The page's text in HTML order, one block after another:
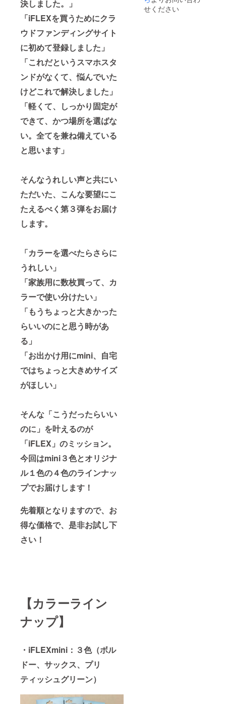
決しました。」
「iFLEXを買うためにクラ
ウドファンディングサイト
に初めて登録しました」
「これだというスマホスタ
ンドがなくて、悩んでいた
けどこれで解決しました」
「軽くて、しっかり固定が
できて、かつ場所を選ばな
い。全てを兼ね備えている
と思います」
そんなうれしい声と共にい
ただいた、こんな要望にこ
たえるべく第３弾をお届け
します。
「カラーを選べたらさらに
うれしい」
「家族用に数枚買って、カ
ラーで使い分けたい」
「もうちょっと大きかった
らいいのにと思う時があ
る」
「お出かけ用にmini、自宅
ではちょっと大きめサイズ
がほしい」
そんな「こうだったらいい
のに」を叶えるのが
「iFLEX」のミッション。
今回はmini３色とオリジナ
ル１色の４色のラインナッ
プでお届けします！
先着順となりますので、お
得な価格で、是非お試し下
さい！
【カラーライン
ナップ】
・iFLEXmini：３色（ボル
ドー、サックス、プリ
ティッシュグリーン）
せください